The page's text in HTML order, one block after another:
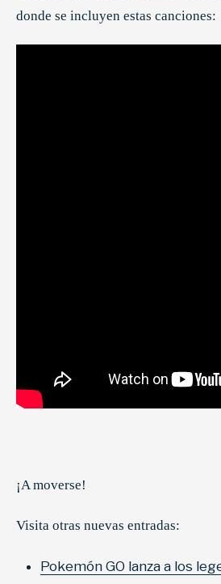
donde se incluyen estas canciones:
¡A moverse!
Visita otras nuevas entradas:
Pokemón GO lanza a los